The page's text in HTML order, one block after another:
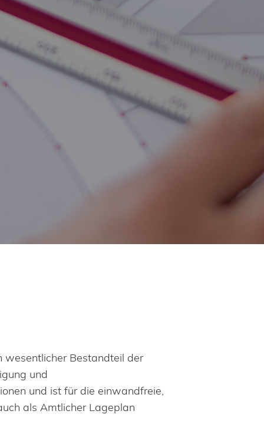
wesentlicher Bestandteil der
und
und ist für die einwandfreie,
als Amtlicher Lageplan